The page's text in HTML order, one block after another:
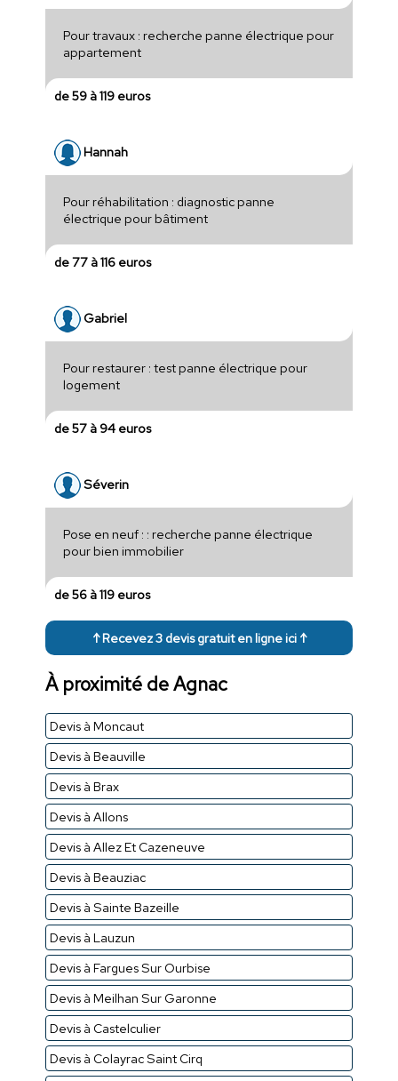
Pour travaux : recherche panne électrique pour
appartement
de 59 à 119 euros
Hannah
Pour réhabilitation : diagnostic panne
électrique pour bâtiment
de 77 à 116 euros
Gabriel
Pour restaurer : test panne électrique pour
logement
de 57 à 94 euros
Séverin
Pose en neuf : : recherche panne électrique
pour bien immobilier
de 56 à 119 euros
↑ Recevez 3 devis gratuit en ligne ici ↑
À proximité de Agnac
Devis à Moncaut
Devis à Beauville
Devis à Brax
Devis à Allons
Devis à Allez Et Cazeneuve
Devis à Beauziac
Devis à Sainte Bazeille
Devis à Lauzun
Devis à Fargues Sur Ourbise
Devis à Meilhan Sur Garonne
Devis à Castelculier
Devis à Colayrac Saint Cirq